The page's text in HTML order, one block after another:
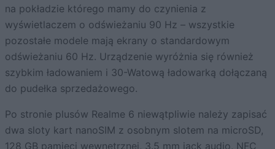
na pokładzie którego mamy do czynienia z
wyświetlaczem o odświeżaniu 90 Hz – wszystkie
pozostałe modele mają ekrany o standardowym
odświeżaniu 60 Hz. Urządzenie wyróżnia się również
szybkim ładowaniem i 30-Watową ładowarką dołączaną
do pudełka sprzedażowego.
Po stronie plusów Realme 6 niewątpliwie należy zapisać
dwa sloty kart nanoSIM z osobnym slotem na microSD,
128 GB pamięci wewnętrznej, 3.5 mm jack audio, NFC